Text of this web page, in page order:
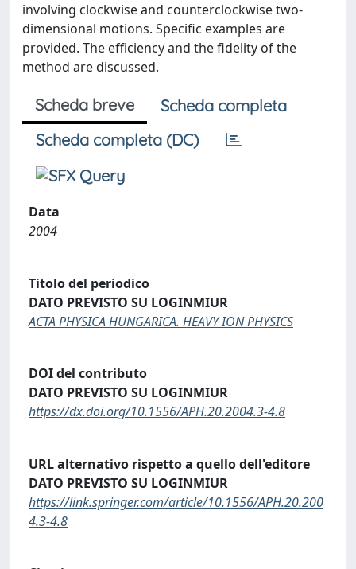
involving clockwise and counterclockwise two-
dimensional motions. Specific examples are
provided. The efficiency and the fidelity of the
method are discussed.
Scheda breve
Scheda completa
Scheda completa (DC)
Data
2004
Titolo del periodico
DATO PREVISTO SU LOGINMIUR
ACTA PHYSICA HUNGARICA. HEAVY ION PHYSICS
DOI del contributo
DATO PREVISTO SU LOGINMIUR
https://dx.doi.org/10.1556/APH.20.2004.3-4.8
URL alternativo rispetto a quello dell'editore
DATO PREVISTO SU LOGINMIUR
https://link.springer.com/article/10.1556/APH.20.200
4.3-4.8